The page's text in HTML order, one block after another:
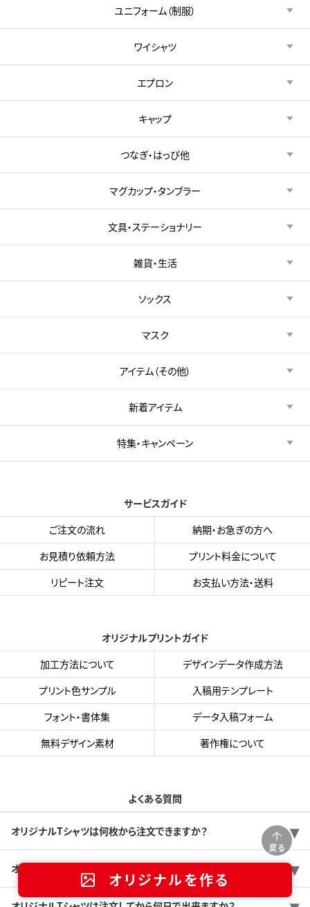
戻る
オリジナルを作る
ユニフォーム（制服）
ワイシャツ
エプロン
キャップ
つなぎ・はっぴ他
マグカップ・タンブラー
文具・ステーショナリー
雑貨・生活
ソックス
マスク
アイテム（その他）
新着アイテム
特集・キャンペーン
サービスガイド
ご注文の流れ
納期・お急ぎの方へ
お見積り依頼方法
プリント料金について
リピート注文
お支払い方法・送料
オリジナルプリントガイド
加工方法について
デザインデータ作成方法
プリント色サンプル
入稿用テンプレート
フォント・書体集
データ入稿フォーム
無料デザイン素材
著作権について
よくある質問
オリジナルTシャツは何枚から注文できますか？
オリジナルTシャツの価格は1枚あたりいくらくらいですか？